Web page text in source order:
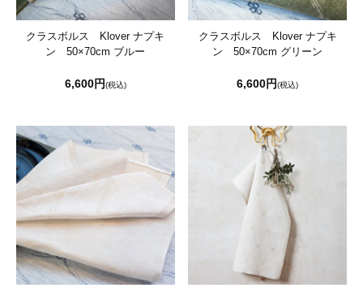
クラスボルス Klover ナプキ
ン 50×70cm ブルー
6,600円(税込)
クラスボルス Klover ナプキ
ン 50×70cm グリーン
6,600円(税込)